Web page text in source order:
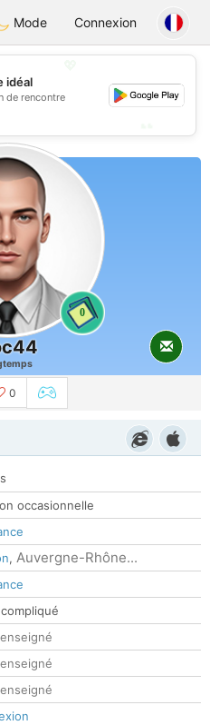
Mode Connexion
idéal
de rencontre
0
0
occasionnelle
, Auvergne-Rhône...